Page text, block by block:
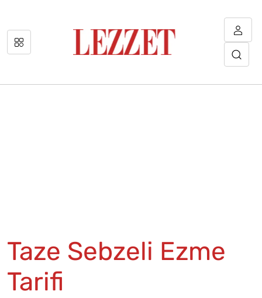
Taze Sebzeli Ezme
Tarifi